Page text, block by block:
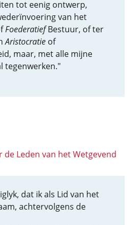
tot eenig ontwerp,
van het
FoederatiefBestuur, of ter
Aristocratie of
maar, met alle mijne
tegenwerken."
de Leden van het Wetgevend
dat ik als Lid van het
achtervolgens de